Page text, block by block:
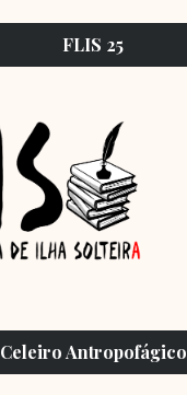
FLIS 25
Celeiro Antropofágico